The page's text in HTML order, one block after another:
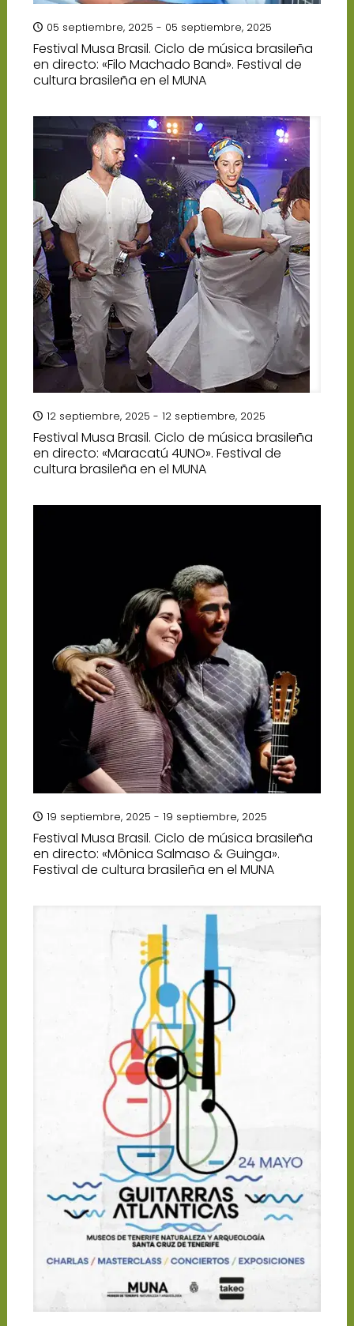
05 septiembre, 2025 - 05 septiembre, 2025
Festival Musa Brasil. Ciclo de música brasileña
en directo: «Filo Machado Band». Festival de
cultura brasileña en el MUNA
12 septiembre, 2025 - 12 septiembre, 2025
Festival Musa Brasil. Ciclo de música brasileña
en directo: «Maracatú 4UNO». Festival de
cultura brasileña en el MUNA
19 septiembre, 2025 - 19 septiembre, 2025
Festival Musa Brasil. Ciclo de música brasileña
en directo: «Mônica Salmaso & Guinga».
Festival de cultura brasileña en el MUNA